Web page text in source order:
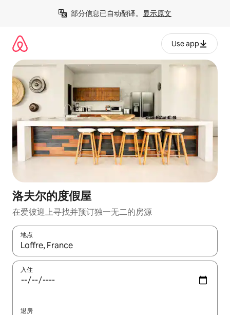
部分信息已自动翻译。 显示原文
Use app
洛夫尔的度假屋
在爱彼迎上寻找并预订独一无二的房源
地点
如有搜索结果，请使用上下方向键查看，或通过点击或滑动手势
入住
退房